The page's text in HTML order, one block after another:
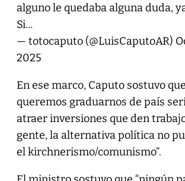
alguno le quedaba alguna duda,
Si…
— totocaputo (@LuisCaputoAR)
2025
En ese marco, Caputo sostuvo
queremos graduarnos de país
atraer inversiones que den
gente, la alternativa política no
el kirchnerismo/comunismo”.